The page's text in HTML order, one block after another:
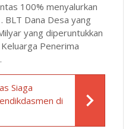
100% menyalurkan
BLT Dana Desa yang
yang diperuntukkan
Penerima
Siaga
di